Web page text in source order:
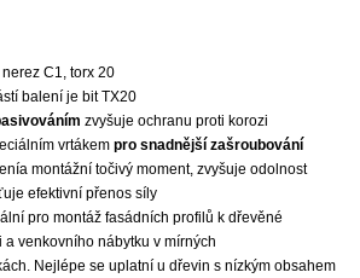
C1, torx 20
balení je bit TX20
zvyšuje ochranu proti korozi
vrtákem pro snadnější zašroubování
montážní točivý moment, zvyšuje odolnost
efektivní přenos síly
pro montáž fasádních profilů k dřevěné
venkovního nábytku v mírných
Nejlépe se uplatní u dřevin s nízkým obsahem